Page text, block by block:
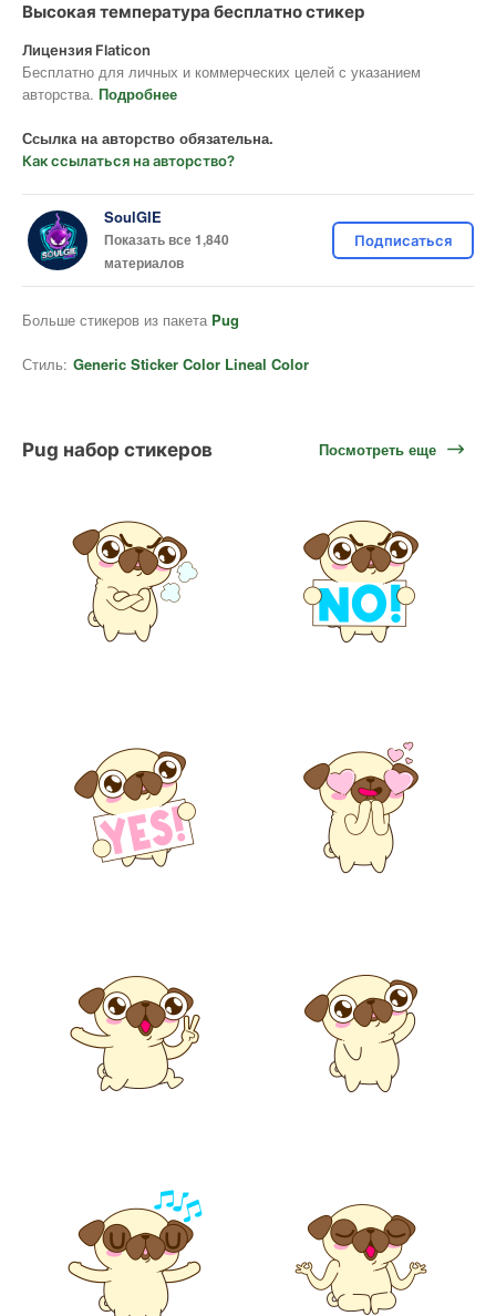
Высокая температура бесплатно стикер
Лицензия Flaticon
Бесплатно для личных и коммерческих целей с указанием
авторства. Подробнее
Ссылка на авторство обязательна.
Как ссылаться на авторство?
SoulGIE
Показать все 1,840
материалов
Подписаться
Больше стикеров из пакета Pug
Стиль: Generic Sticker Color Lineal Color
Pug набор стикеров Посмотреть еще